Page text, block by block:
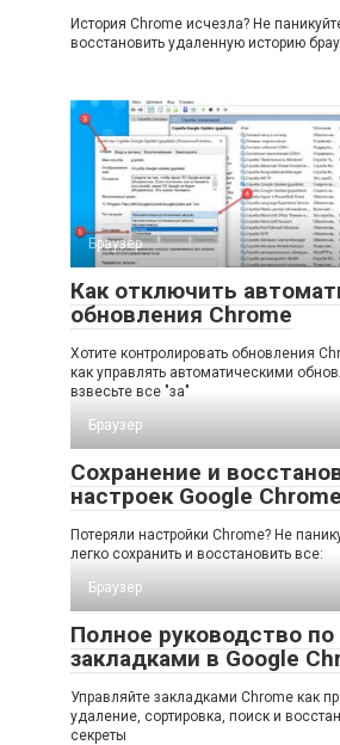
История Chrome исчезла? Не
восстановить удаленную историю
Браузер
Как отключить
обновления Chrome
Хотите контролировать обновления
как управлять автоматическими
взвесьте все "за"
Браузер
Сохранение и
настроек Google
Потеряли настройки Chrome? Не
легко сохранить и восстановить все:
Браузер
Полное руководство по
закладками в Google
Управляйте закладками Chrome как
удаление, сортировка, поиск и
секреты